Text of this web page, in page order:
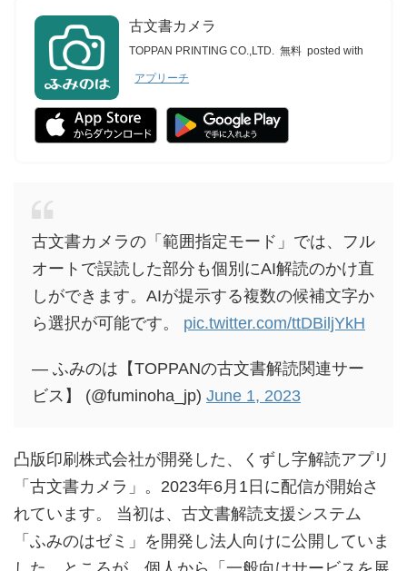
古文書カメラ
TOPPAN PRINTING CO.,LTD. 無料 posted with
アプリーチ
古文書カメラの「範囲指定モード」では、フル
オートで誤読した部分も個別にAI解読のかけ直
しができます。AIが提示する複数の候補文字か
ら選択が可能です。 pic.twitter.com/ttDBiljYkH
— ふみのは【TOPPANの古文書解読関連サー
ビス】 (@fuminoha_jp) June 1, 2023
凸版印刷株式会社が開発した、くずし字解読アプリ
「古文書カメラ」。 2023年6月1日に配信が開始さ
れています。
当初は、古文書解読支援システム
「ふみのはゼミ」を開発し法人向けに公開していま